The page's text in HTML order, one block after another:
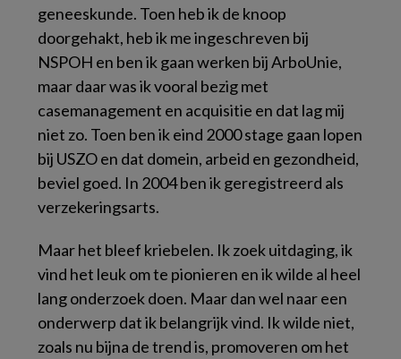
geneeskunde. Toen heb ik de knoop
doorgehakt, heb ik me ingeschreven bij
NSPOH en ben ik gaan werken bij ArboUnie,
maar daar was ik vooral bezig met
casemanagement en acquisitie en dat lag mij
niet zo. Toen ben ik eind 2000 stage gaan lopen
bij USZO en dat domein, arbeid en gezondheid,
beviel goed. In 2004 ben ik geregistreerd als
verzekeringsarts.
Maar het bleef kriebelen. Ik zoek uitdaging, ik
vind het leuk om te pionieren en ik wilde al heel
lang onderzoek doen. Maar dan wel naar een
onderwerp dat ik belangrijk vind. Ik wilde niet,
zoals nu bijna de trend is, promoveren om het